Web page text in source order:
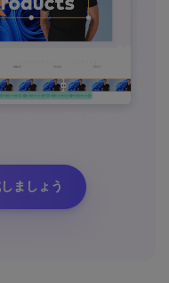
ましょう